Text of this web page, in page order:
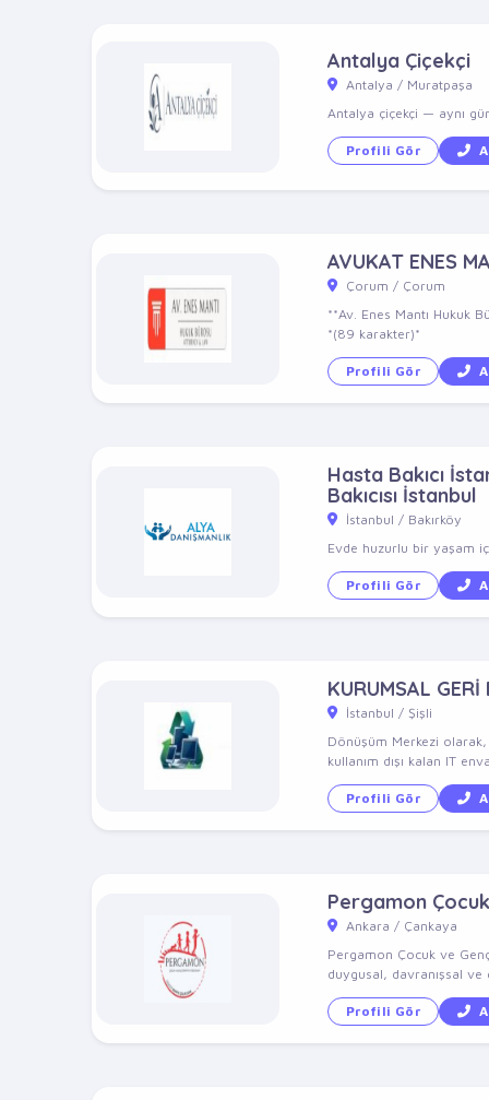
Antalya Çiçekçi
Antalya / Muratpaşa
Antalya çiçekçi — aynı
Profili Gör
AVUKAT ENES
Çorum / Çorum
**Av. Enes Mantı Hukuk
*(89 karakter)*
Profili Gör
Hasta Bakıcı
Bakıcısı İstanbul
İstanbul / Bakırköy
Evde huzurlu bir yaşam
Profili Gör
KURUMSAL GERİ
İstanbul / Şişli
Dönüşüm Merkezi olarak,
kullanım dışı kalan IT
Profili Gör
Pergamon
Ankara / Çankaya
Pergamon Çocuk ve
duygusal, davranışsal
Profili Gör